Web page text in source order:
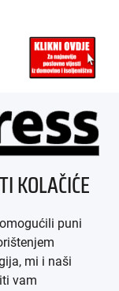
KOLAČIĆE
puni
mi i naši
vam